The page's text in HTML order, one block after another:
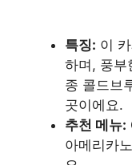
특징: 이
하며, 풍부
종 콜드브
곳이에요.
추천 메뉴:
아메리카